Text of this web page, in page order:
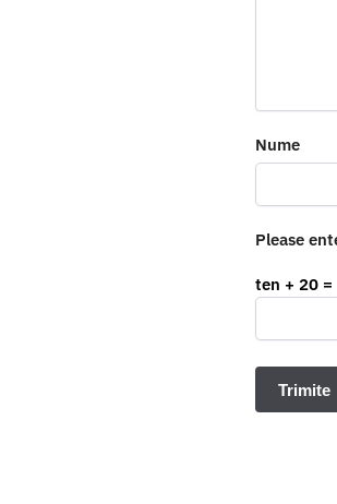
Nume
Please
ten + 20 =